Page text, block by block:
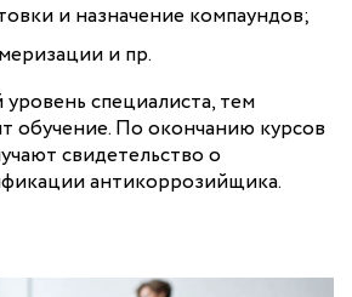
и назначение компаундов;
и пр.
специалиста, тем
обучение. По окончанию курсов
свидетельство о
антикоррозийщика.